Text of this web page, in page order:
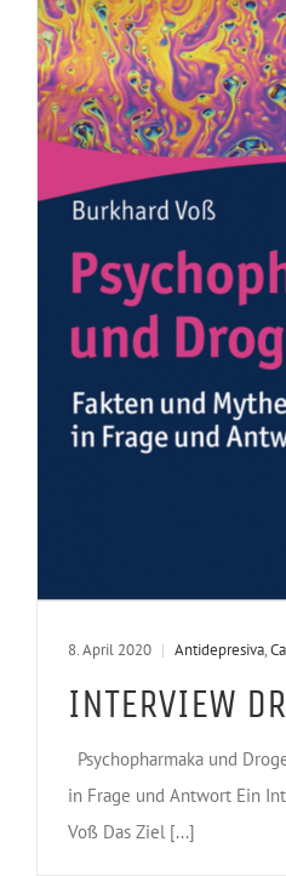
8. April 2020 | Antidepresiva,
INTERVIEW
Psychopharmaka und
in Frage und Antwort Ein
Voß Das Ziel [...]